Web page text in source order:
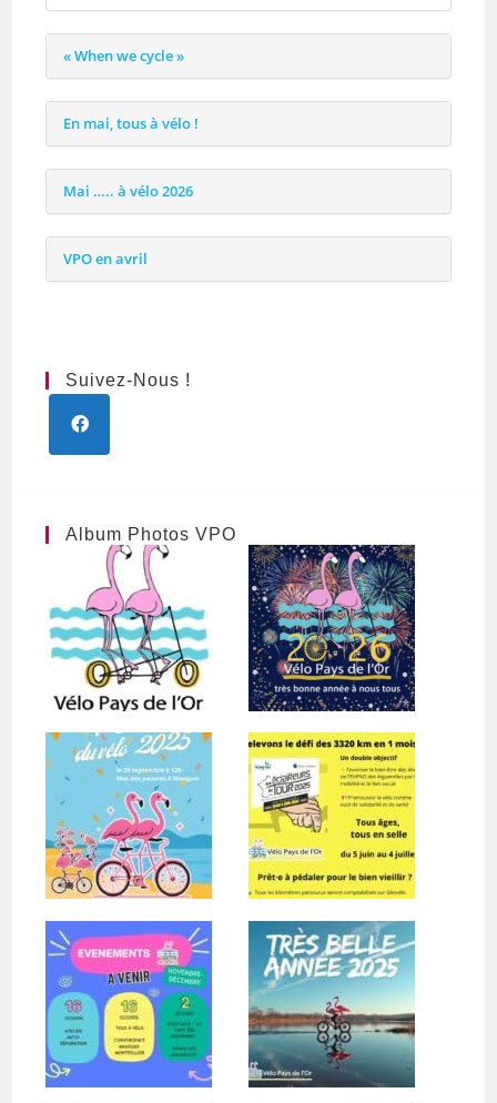
« When we cycle »
En mai, tous à vélo !
Mai ….. à vélo 2026
VPO en avril
Suivez-Nous !
Album Photos VPO